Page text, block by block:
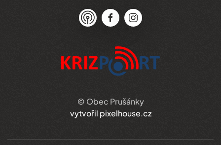
© Obec Prušánky
vytvořil pixelhouse.cz